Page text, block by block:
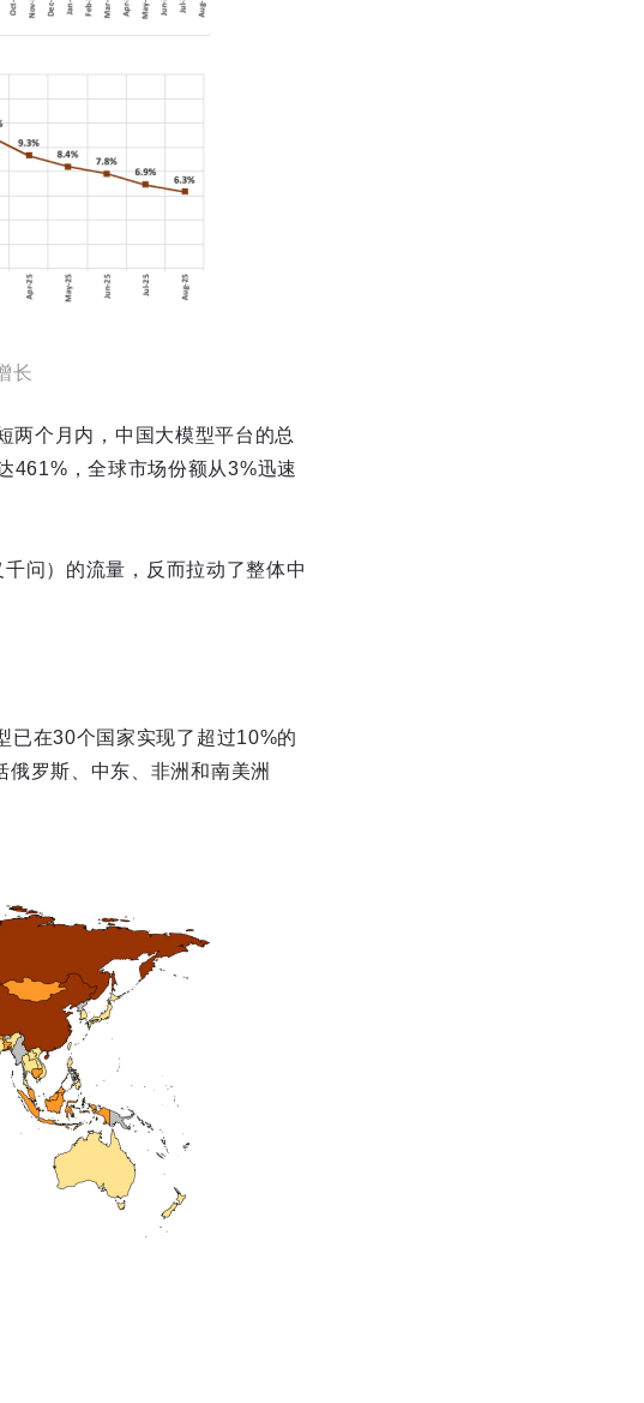
长
两个月内，中国大模型平台的总
461%，全球市场份额从3%迅速
问）的流量，反而拉动了整体中
已在30个国家实现了超过10%的
罗斯、中东、非洲和南美洲